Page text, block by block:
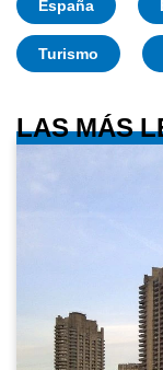
España
Turismo
LAS MÁS